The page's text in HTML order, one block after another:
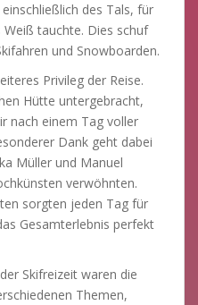
des Tals, für
tauchte. Dies schuf
und Snowboarden.
Privileg der Reise.
Hütte untergebracht,
nach einem Tag voller
Dank geht dabei
Müller und Manuel
verwöhnten.
sorgten jeden Tag für
Gesamterlebnis perfekt
Skifreizeit waren die
Themen,